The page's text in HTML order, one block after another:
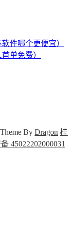
件哪个更便宜）
单免费）
By Dragon 桂
45022202000031